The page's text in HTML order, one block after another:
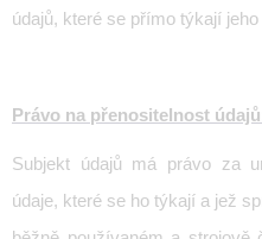
údajů, které se přímo týkají
Právo na přenositelnost
Subjekt údajů má právo za
údaje, které se ho týkají a jež